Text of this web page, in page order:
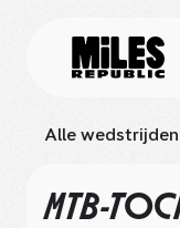
Alle wedstrijden
MTB-